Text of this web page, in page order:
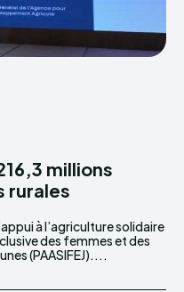
millions
rurales
(PAASIFEJ)....